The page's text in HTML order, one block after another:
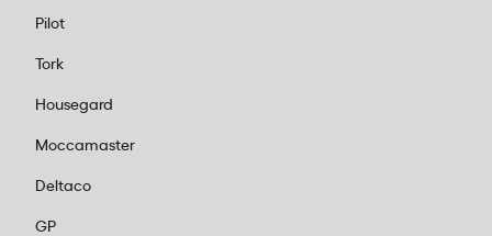
Pilot
Tork
Housegard
Moccamaster
Deltaco
GP